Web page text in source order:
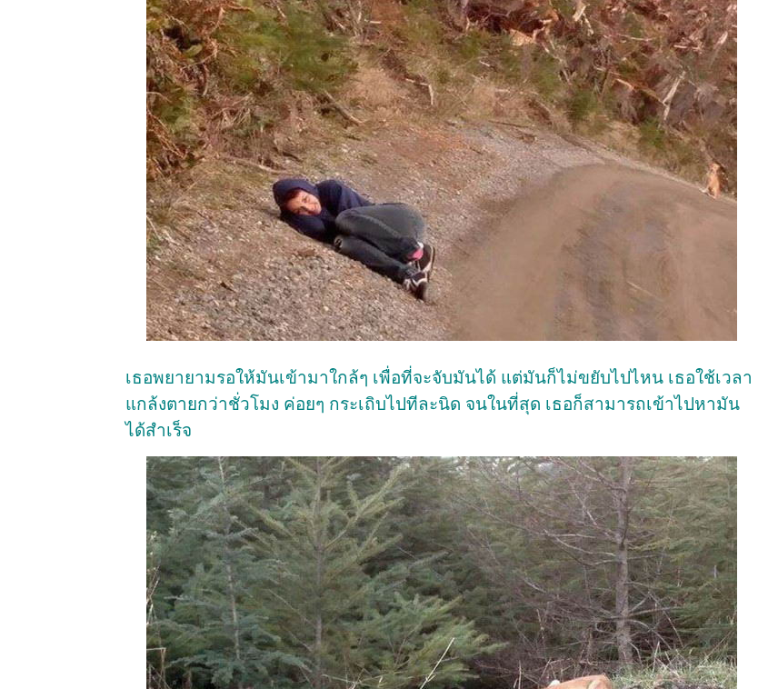
เธอพยายามรอให้มันเข้ามาใกล้ๆ เพื่อที่จะจับมันได้ แต่มันก็ไม่ขยับไปไหน เธอใช้เวลา
แกล้งตายกว่าชั่วโมง ค่อยๆ กระเถิบไปทีละนิด จนในที่สุด เธอก็สามารถเข้าไปหามัน
ได้สำเร็จ